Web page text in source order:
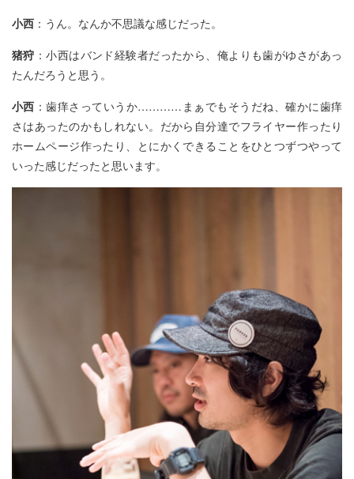
小西 ：うん。なんか不思議な感じだった。
猪狩 ：小西はバンド経験者だったから、俺よりも歯がゆさがあっ
たんだろうと思う。
小西 ：歯痒さっていうか…………まぁでもそうだね、確かに歯痒
さはあったのかもしれない。だから自分達でフライヤー作ったり
ホームページ作ったり、とにかくできることをひとつずつやって
いった感じだったと思います。